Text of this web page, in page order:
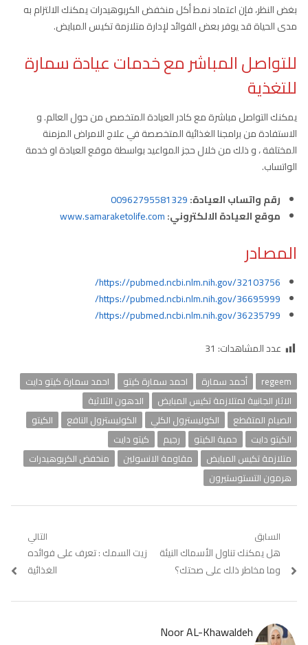
بغض النظر، فإن اعتماد نمط أكل منخفض الكربوهيدرات يمكنك الالتزام به
مدى الحياة قد يوفر بعض الفوائد لإدارة متلازمة تكيس المبايض.
للتواصل المباشر مع خدمات عيادة سمارة
للتغذية
يمكنك التواصل مباشرة مع كادر العيادة المتخصص من حول العالم. و
الاستفادة من برامجنا الغذائية المتخصصة في علاج الامراض المزمنة
المختلفة ، و ذلك من خلال حجز المواعيد بواسطة موقع العيادة او خدمة
الواتساب.
رقم واتساب العيادة:00962795581329
موقع العيادة الالكتروني:www.samaraketolife.com
المصادر
https://pubmed.ncbi.nlm.nih.gov/32103756/
https://pubmed.ncbi.nlm.nih.gov/36695999/
https://pubmed.ncbi.nlm.nih.gov/36235799/
عدد المشاهدات: 31
regeem أحمد سمارة احمد سمارة كيتو
احمد سمارة كيتو دايت
الاثار الجانبية لمتلازمة تكيس المبايض
الدهون الثلاثية
الصيام المتقطع
الكوليسترول الكلي الكوليسترول النافع
الكيتو
الكيتو دايت
حمية الكيتو رجيم
كيتو دايت
متلازمة تكيس المبايض
مقاومة الانسولين
منخفض الكربوهيدرات
هرمون التستوستيرون
تصفّح
المقالات
السابق
Previous
post:
هل يمكنك تناول الأسماك النيئة
وما مخاطر ذلك على صحتك؟
التالي
Next
زيت السمك : تعرف على فوائده
الغذائية
Noor AL-Khawaldeh